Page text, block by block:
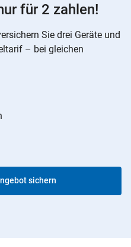
für 2 zahlen!
Sie drei Geräte und
– bei gleichen
sichern